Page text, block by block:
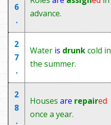
6
.
advance.
2
7
.
Water is drunkcold in
the summer.
2
8
.
Housesare repaired
once a year.